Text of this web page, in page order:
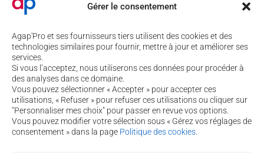
Gérer le consentement
Agap'Pro et ses fournisseurs tiers utilisent des cookies et des
technologies similaires pour fournir, mettre à jour et améliorer ses
services.
Si vous l’acceptez, nous utiliserons ces données pour procéder à
des analyses dans ce domaine.
Vous pouvez sélectionner « Accepter » pour accepter ces
utilisations, « Refuser » pour refuser ces utilisations ou cliquer sur
"Personnaliser mes choix" pour passer en revue vos options.
Vous pouvez modifier votre sélection sous « Gérez vos réglages de
consentement » dans la page Politique des cookies
TARTE AUX
LÉGUMES
GRATIN DE
POMMES DE
TARTE À LA
SAUCISSE DE